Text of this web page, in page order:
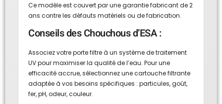
Ce modèle est couvert par une garantie fabricant de 2
ans contre les défauts matériels ou de fabrication.
Conseils des Chouchous d’ESA :
Associez votre porte filtre à un système de traitement
UV pour maximiser la qualité de l’eau. Pour une
efficacité accrue, sélectionnez une cartouche filtrante
adaptée à vos besoins spécifiques : particules, goût,
fer, pH, odeur, couleur.